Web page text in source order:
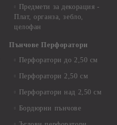
Предмети за декорация -
Плат, органза, зебло,
целофан
Пънчове Перфоратори
Перфоратори до 2,50 см
Перфоратори 2,50 см
Перфоратори над 2,50 см
Бордюрни пънчове